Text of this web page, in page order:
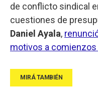
de conflicto sindical
cuestiones de
Daniel Ayala,
motivos a comienzos